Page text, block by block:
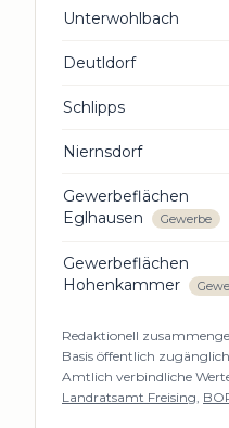
Unterwohlbach
Deutldorf
Schlipps
Niernsdorf
Gewerbeflächen
Eglhausen
Gewerbe
Gewerbeflächen
Hohenkammer
Redaktionell
Basis öffentlich
Amtlich verbindliche
Landratsamt Freising,